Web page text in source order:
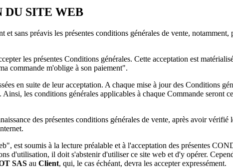
DU SITE WEB
sans préavis les présentes conditions générales de vente,
les présentes Conditions générales. Cette acceptation est
commande m'oblige à son paiement".
en suite de leur acceptation. A chaque mise à jour des Conditions
les conditions générales applicables à chaque Commande
des présentes conditions générales de vente, après avoir
est soumis à la lecture préalable et à l'acceptation des présentes
d'utilisation, il doit s'abstenir d'utiliser ce site web et d'y opérer.
SAS au Client, qui, le cas échéant, devra les accepter expressément.